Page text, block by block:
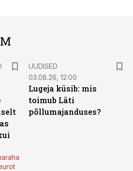
UUDISED
03.08.26, 12:00
Lugeja küsib: mis
toimub Läti
põllumajanduses?